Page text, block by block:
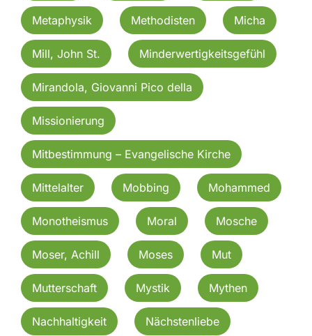
Metaphysik Methodisten Micha
Mill, John St. Minderwertigkeitsgefühl
Mirandola, Giovanni Pico della
Missionierung
Mitbestimmung – Evangelische Kirche
Mittelalter Mobbing Mohammed
Monotheismus Moral Mosche
Moser, Achill Moses Mut
Mutterschaft Mystik Mythen
Nachhaltigkeit Nächstenliebe